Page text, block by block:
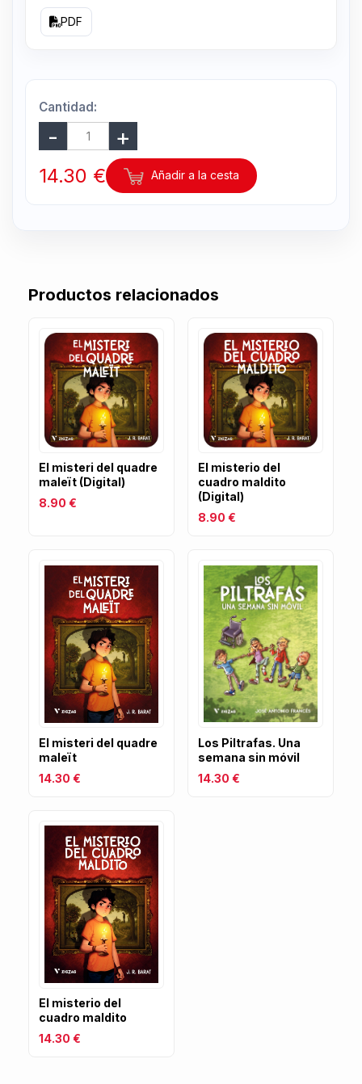
PDF
Cantidad:
14.30 € Añadir a la cesta
Productos relacionados
El misteri del quadre
maleït (Digital)
8.90 €
El misterio del
cuadro maldito
(Digital)
8.90 €
El misteri del quadre
maleït
14.30 €
Los Piltrafas. Una
semana sin móvil
14.30 €
El misterio del
cuadro maldito
14.30 €